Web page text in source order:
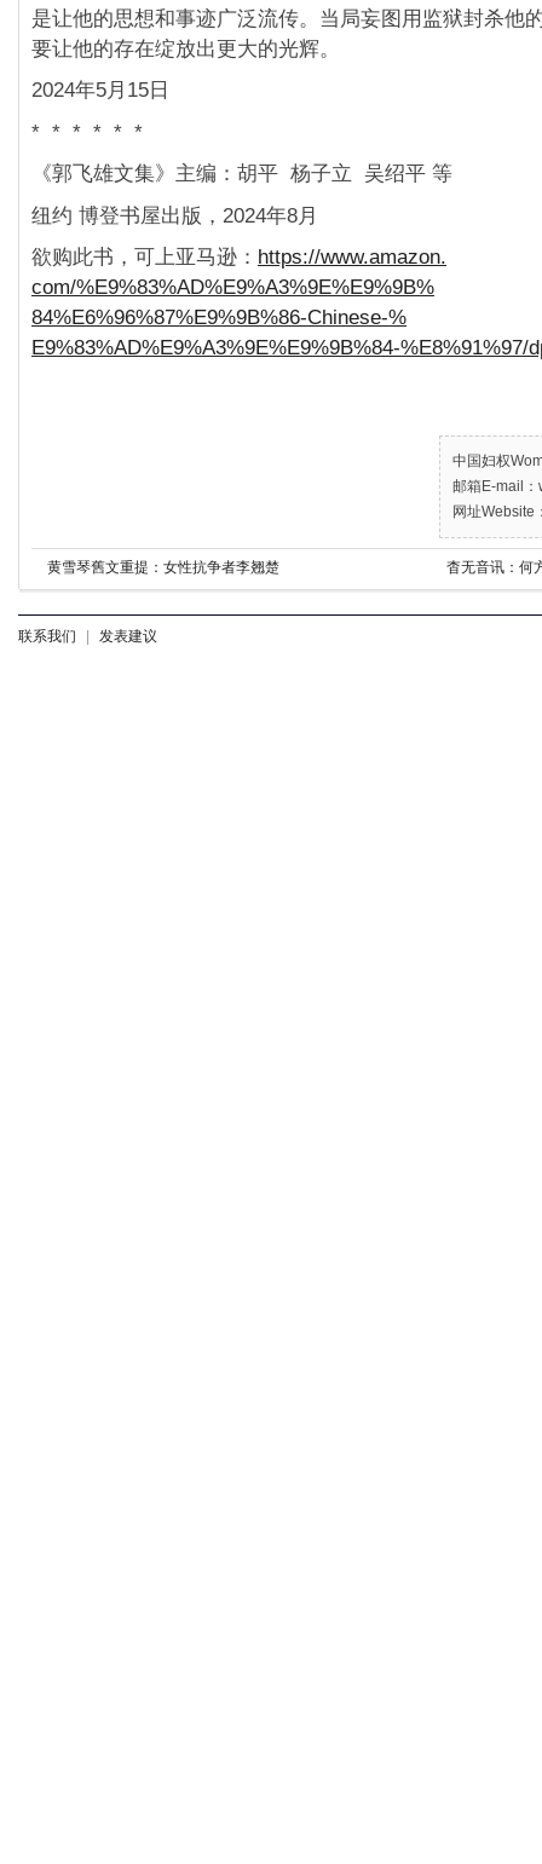
是让他的思想和事迹广泛流传。当局妄图用监狱封杀他
要让他的存在绽放出更大的光辉。
2024年5月15日
* * * * * *
《郭飞雄文集》主编：胡平 杨子立 吴绍平 等
纽约 博登书屋出版，2024年8月
欲购此书，可上亚马逊： https://www.amazon.
com/%E9%83%AD%E9%A3%9E%E9%9B%
84%E6%96%87%E9%9B%86-Chinese-%
E9%83%AD%E9%A3%9E%E9%9B%84-%E8%91%97/
中国妇权
邮箱E-mail
网址Website
黄雪琴舊文重提：女性抗争者李翘楚 杳无音讯：何
联系我们 | 发表建议